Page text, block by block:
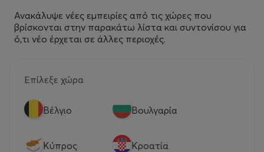
Ανακάλυψε νέες εμπειρίες από τις χώρες που
βρίσκονται στην παρακάτω λίστα και συντονίσου για
ό,τι νέο έρχεται σε άλλες περιοχές.
Επίλεξε χώρα
Βέλγιο Βουλγαρία
Κύπρος Κροατία